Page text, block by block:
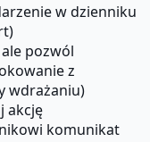
w dzienniku
pozwól
z
wdrażaniu)
akcję
komunikat